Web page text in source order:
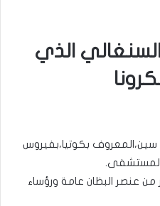
الذي
بكوتيا،بفيروس
المستشفى.
عنصر البظان عامة ورؤساء